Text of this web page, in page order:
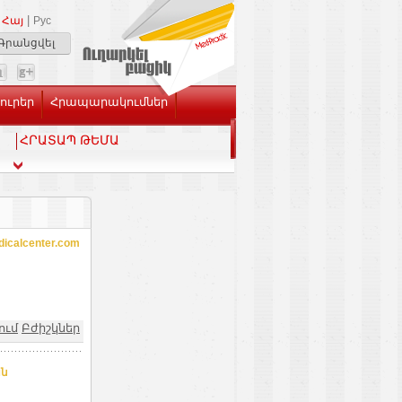
Հայ
Рус
Հրապարակումներ
ՀՐԱՏԱՊ ԹԵՄԱ
Բժիշկներ